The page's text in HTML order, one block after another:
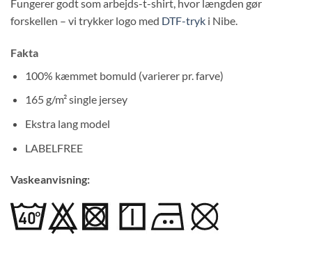
Fungerer godt som arbejds-t-shirt, hvor længden gør
forskellen – vi trykker logo med DTF-tryk i Nibe.
Fakta
100% kæmmet bomuld (varierer pr. farve)
165 g/m² single jersey
Ekstra lang model
LABELFREE
Vaskeanvisning: